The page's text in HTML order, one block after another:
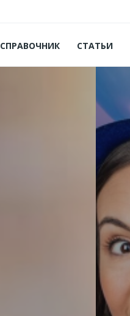
СПРАВОЧНИК СТАТЬИ